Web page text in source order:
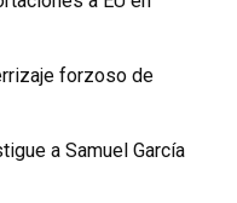
forzoso de
a Samuel García